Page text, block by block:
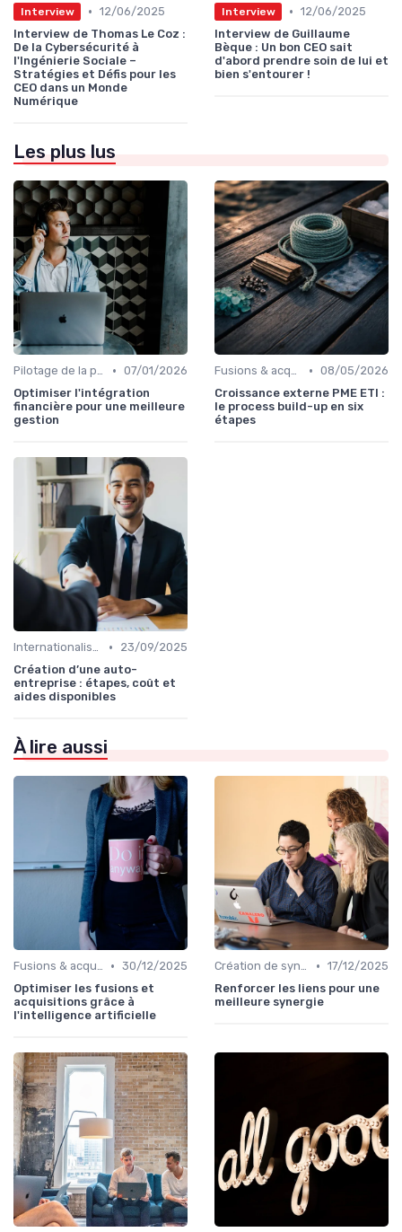
Interview • 12/06/2025
Interview de Thomas Le Coz :
De la Cybersécurité à
l'Ingénierie Sociale –
Stratégies et Défis pour les
CEO dans un Monde
Numérique
Interview • 12/06/2025
Interview de Guillaume
Bèque : Un bon CEO sait
d'abord prendre soin de lui et
bien s'entourer !
Les plus lus
Pilotage de la performance globale • 07/01/2026
Optimiser l'intégration
financière pour une meilleure
gestion
Fusions & acquisitions (M&A) • 08/05/2026
Croissance externe PME ETI :
le process build-up en six
étapes
Internationalisation & expansion •
23/09/2025
Création d’une auto-
entreprise : étapes, coût et
aides disponibles
À lire aussi
Fusions & acquisitions (M&A) • 30/12/2025
Optimiser les fusions et
acquisitions grâce à
l'intelligence artificielle
Création de synergies • 17/12/2025
Renforcer les liens pour une
meilleure synergie